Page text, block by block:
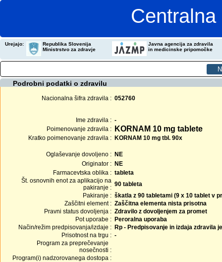
Urejajo:
Republika Slovenija
Ministrstvo za zdravje
Javna agencija za zdravila
in medicinske pripomočke
Podrobni podatki o zdravilu
Nacionalna šifra zdravila : 052760
Ime zdravila : -
Poimenovanje zdravila :
KORNAM 10 mg tablete
Kratko poimenovanje zdravila : KORNAM 10 mg tbl. 90x
Oglaševanje dovoljeno : NE
Originator : NE
Farmacevtska oblika : tableta
Št. osnovnih enot za aplikacijo na
pakiranje : 90 tableta
Pakiranje : škatla z 90 tabletami (9 x 10 tablet v
Zaščitni element : Zaščitna elementa nista prisotna
Pravni status dovoljenja : Zdravilo z dovoljenjem za promet
Pot uporabe : Peroralna uporaba
Način/režim predpisovanja/izdaje : Rp - Predpisovanje in izdaja zdravila
Prisotnost na trgu : -
Program za preprečevanje
nosečnosti :
Program(i) nadzorovanega dostopa :